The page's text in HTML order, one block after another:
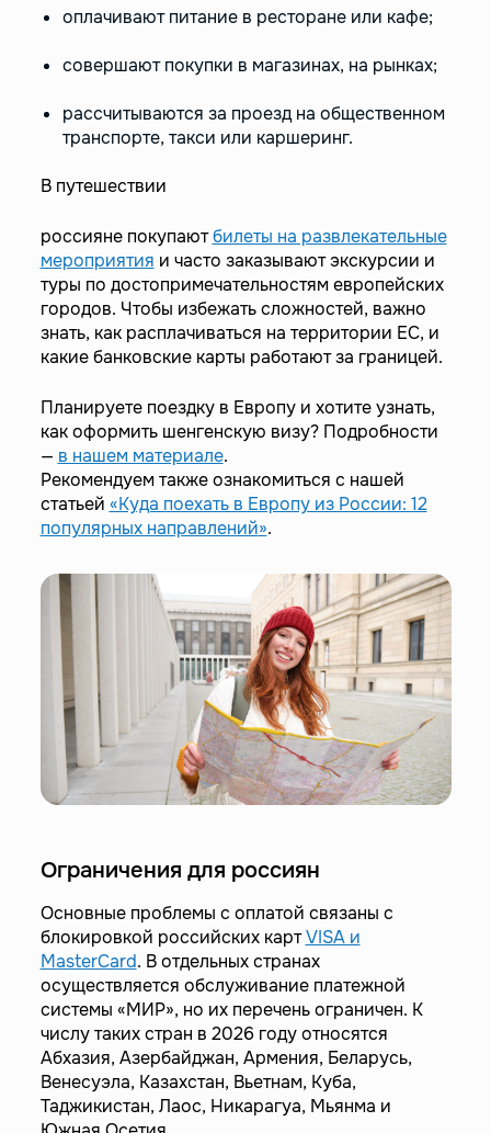
оплачивают питание в ресторане или кафе;
совершают покупки в магазинах, на рынках;
рассчитываются за проезд на общественном
транспорте, такси или каршеринг.
В путешествии
россияне покупаютбилеты на развлекательные
мероприятия и часто заказывают экскурсии и
туры по достопримечательностям европейских
городов. Чтобы избежать сложностей, важно
знать, как расплачиваться на территории ЕС, и
какие банковские карты работают за границей.
Планируете поездку в Европу и хотите узнать,
как оформить шенгенскую визу? Подробности
— в нашем материале.
Рекомендуем также ознакомиться с нашей
статьей «Куда поехать в Европу из России: 12
популярных направлений».
Ограничения для россиян
Основные проблемы с оплатой связаны с
блокировкой российских картVISA и
MasterCard. В отдельных странах
осуществляется обслуживание платежной
системы «МИР», но их перечень ограничен. К
числу таких стран в 2026 году относятся
Абхазия, Азербайджан, Армения, Беларусь,
Венесуэла, Казахстан, Вьетнам, Куба,
Таджикистан, Лаос, Никарагуа, Мьянма и